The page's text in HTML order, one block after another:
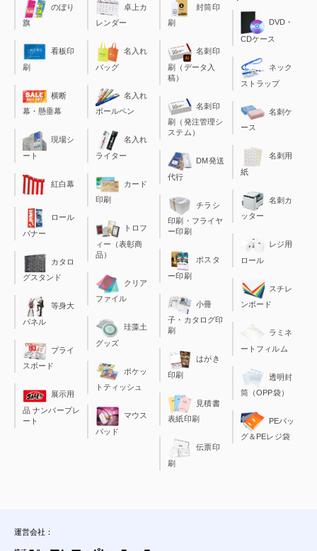
のぼり
旗
看板印
刷
横断
幕・懸垂幕
現場シ
ート
紅白幕
ロール
バナー
カタロ
グスタンド
等身大
パネル
プライ
スボード
展示用
品 ナンバープレ
ート
卓上カ
レンダー
名入れ
バッグ
名入れ
ボールペン
名入れ
ライター
カード
印刷
トロフ
ィー（表彰商
品）
クリア
ファイル
珪藻土
グッズ
ポケッ
トティッシュ
マウス
パッド
封筒印
刷
名刺印
刷（データ入
稿）
名刺印
刷（発注管理シ
ステム）
DM発送
代行
チラシ
印刷・フライヤ
ー印刷
ポスタ
ー印刷
小冊
子・カタログ印
刷
はがき
印刷
見積書
表紙印刷
伝票印
刷
DVD・
CDケース
ネック
ストラップ
名刺ケ
ース
名刺用
紙
名刺カ
ッター
レジ用
ロール
スチレ
ンボード
ラミネ
ートフィルム
透明封
筒（OPP袋）
PEバッ
グ＆PEレジ袋
運営会社：